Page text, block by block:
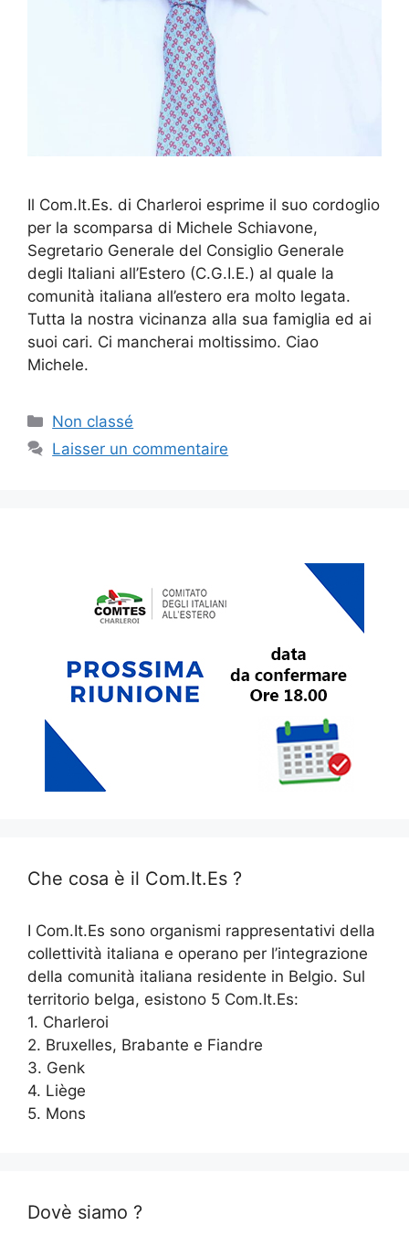
Il Com.It.Es. di Charleroi esprime il suo cordoglio
per la scomparsa di Michele Schiavone,
Segretario Generale del Consiglio Generale
degli Italiani all’Estero (C.G.I.E.) al quale la
comunità italiana all’estero era molto legata.
Tutta la nostra vicinanza alla sua famiglia ed ai
suoi cari. Ci mancherai moltissimo. Ciao
Michele.
Catégories
Non classé
Laisser un commentaire
Che cosa è il Com.It.Es ?
I Com.It.Es sono organismi rappresentativi della
collettività italiana e operano per l’integrazione
della comunità italiana residente in Belgio. Sul
territorio belga, esistono 5 Com.It.Es:
1. Charleroi
2. Bruxelles, Brabante e Fiandre
3. Genk
4. Liège
5. Mons
Dovè siamo ?